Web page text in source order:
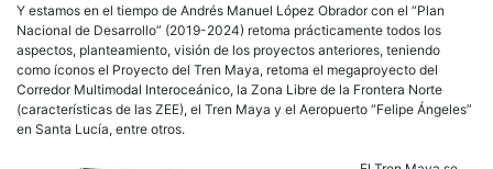
Y estamos en el tiempo de Andrés Manuel López Obrador con el “Plan
Nacional de Desarrollo” (2019-2024) retoma prácticamente todos los
aspectos, planteamiento, visión de los proyectos anteriores, teniendo
como íconos el Proyecto del Tren Maya, retoma el megaproyecto del
Corredor Multimodal Interoceánico, la Zona Libre de la Frontera Norte
(características de las ZEE), el Tren Maya y el Aeropuerto “Felipe Ángeles”
en Santa Lucía, entre otros.